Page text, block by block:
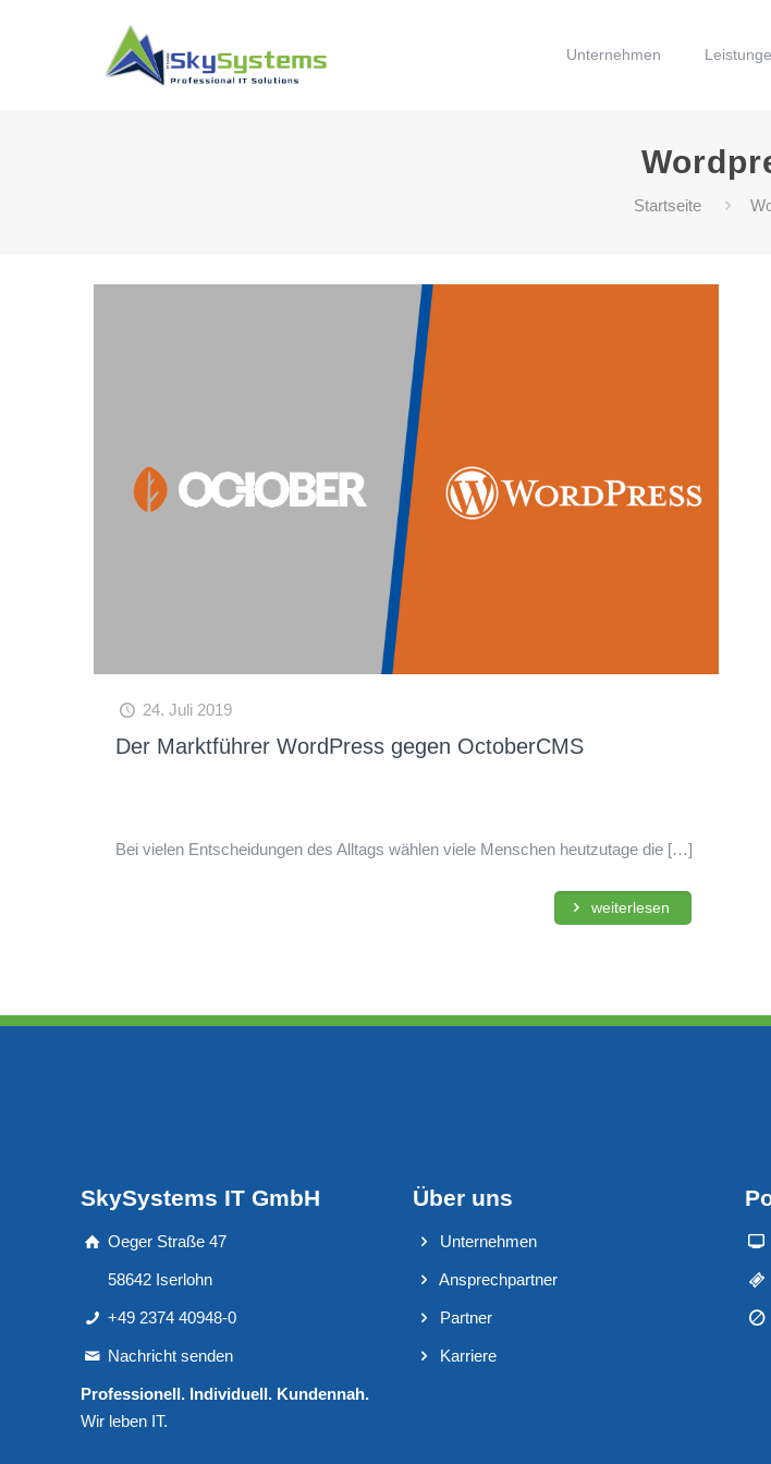
Unternehmen
Startseite
24. Juli 2019
Der Marktführer WordPress gegen OctoberCMS
Bei vielen Entscheidungen des Alltags wählen viele Menschen heutzutage die […]
weiterlesen
SkySystems IT GmbH
Oeger Straße 47
58642 Iserlohn
+49 2374 40948-0
Nachricht senden
Professionell. Individuell. Kundennah.
Wir leben IT.
Über uns
Unternehmen
Ansprechpartner
Partner
Karriere